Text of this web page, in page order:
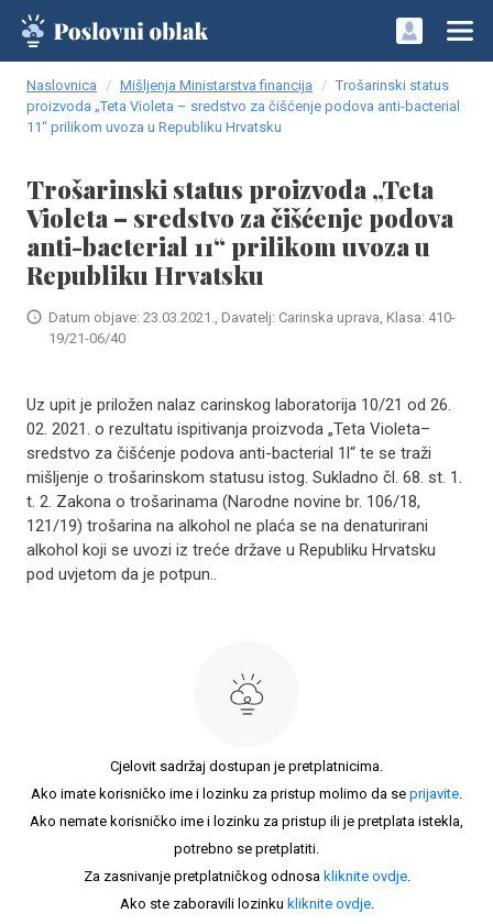
Naslovnica Mišljenja Ministarstva financija
Trošarinski status
proizvoda „Teta Violeta – sredstvo za čišćenje podova anti-bacterial
11“ prilikom uvoza u Republiku Hrvatsku
Trošarinski status proizvoda „Teta
Violeta – sredstvo za čišćenje podova
anti-bacterial 11“ prilikom uvoza u
Republiku Hrvatsku
Datum objave: 23.03.2021., Davatelj: Carinska uprava, Klasa: 410-
19/21-06/40
Uz upit je priložen nalaz carinskog laboratorija 10/21 od 26.
02. 2021. o rezultatu ispitivanja proizvoda „Teta Violeta–
sredstvo za čišćenje podova anti-bacterial 1l“ te se traži
mišljenje o trošarinskom statusu istog. Sukladno čl. 68. st. 1.
t. 2. Zakona o trošarinama (Narodne novine br. 106/18,
121/19) trošarina na alkohol ne plaća se na denaturirani
alkohol koji se uvozi iz treće države u Republiku Hrvatsku
pod uvjetom da je potpun..
Cjelovit sadržaj dostupan je pretplatnicima.
Ako imate korisničko ime i lozinku za pristup molimo da se prijavite.
Ako nemate korisničko ime i lozinku za pristup ili je pretplata istekla,
potrebno se pretplatiti.
Za zasnivanje pretplatničkog odnosa kliknite ovdje.
Ako ste zaboravili lozinku kliknite ovdje.